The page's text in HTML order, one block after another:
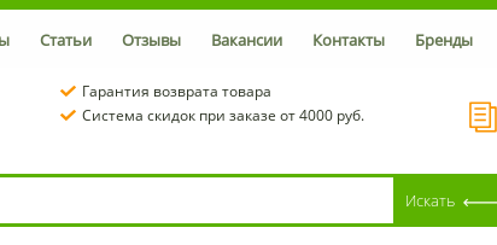
Статьи Отзывы Вакансии Контакты Бренды
Гарантия возврата товара
Система скидок при заказе от 4000 руб.